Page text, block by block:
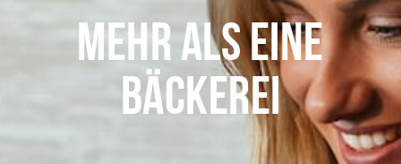
MEHR ALS EINE
BÄCKEREI